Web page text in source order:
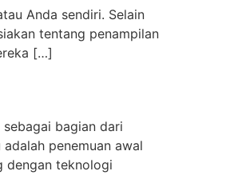
Anda sendiri. Selain
tentang penampilan
[…]
bagian dari
penemuan awal
dengan teknologi